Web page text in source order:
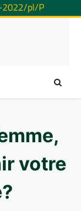
2022/pl/P
votre